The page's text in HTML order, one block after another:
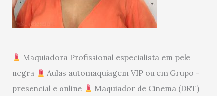
Maquiadora Profissional especialista em pele
negra
Aulas automaquiagem VIP ou em Grupo -
presencial e online
Maquiador de Cinema (DRT)